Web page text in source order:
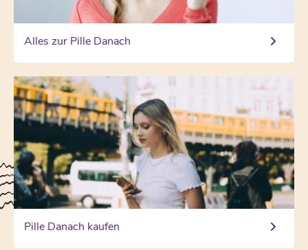
Alles zur Pille Danach
Pille Danach kaufen